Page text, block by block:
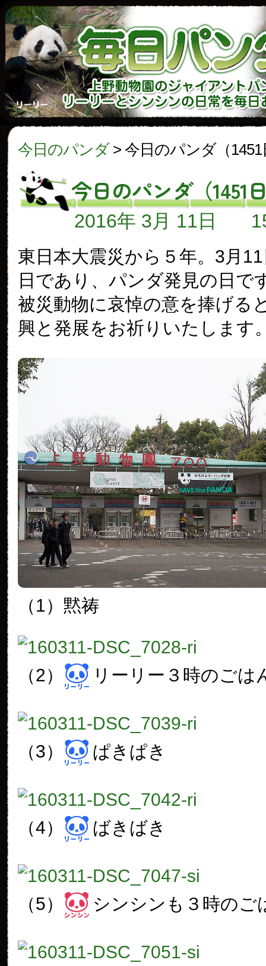
今日のパンダ> 今日のパンダ（1451
今日のパンダ（1451
2016年 3月 11日
東日本大震災から５年。3月
日であり、パンダ発見の日で
被災動物に哀悼の意を捧げる
興と発展をお祈りいたします
（1）黙祷
（2） リーリー３時のごは
（3） ぱきぱき
（4） ばきばき
（5） シンシンも３時のご